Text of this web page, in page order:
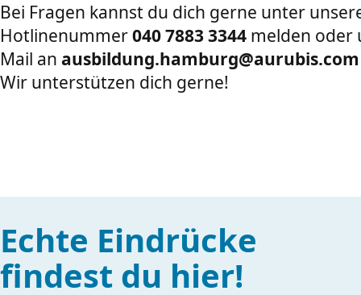
Bei Fragen kannst du dich gerne unter
Hotlinenummer040 7883 3344 melden oder
Mail an ausbildung.hamburg@aurubis.com
Wir unterstützen dich gerne!
Echte Eindrücke
findest du hier!